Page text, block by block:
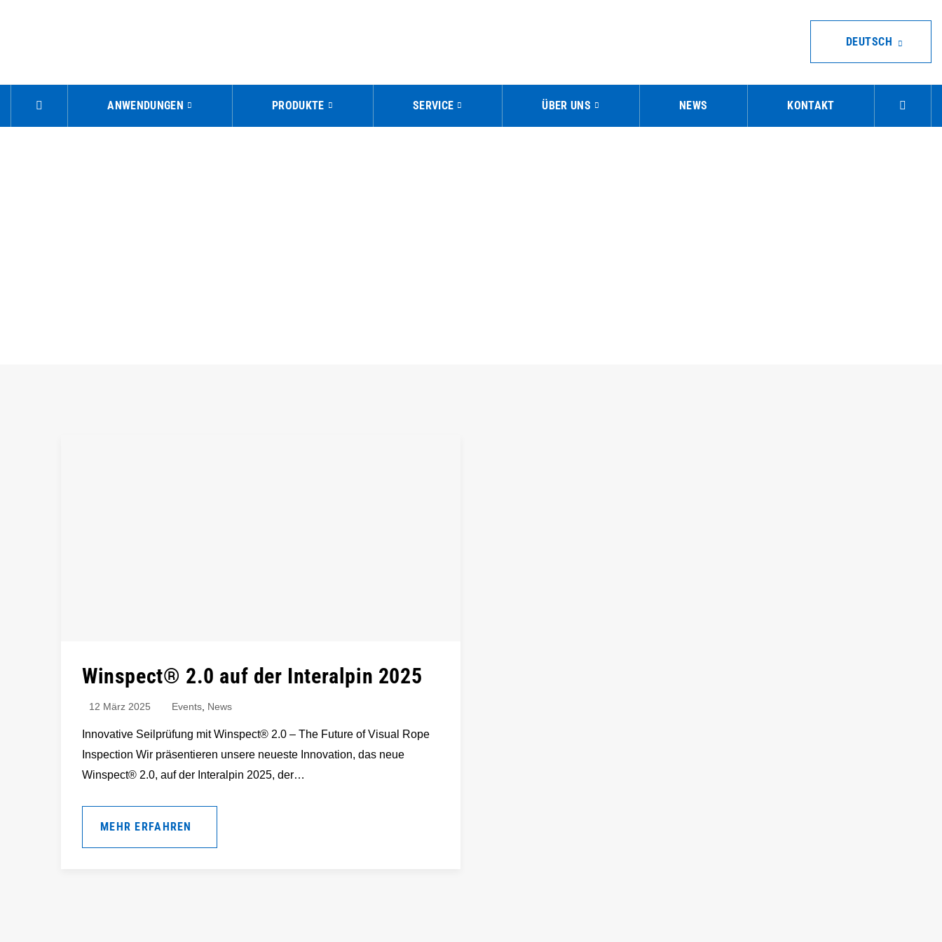
DEUTSCH
ANWENDUNGEN PRODUKTE SERVICE ÜBER UNS NEWS KONTAKT
Winspect® 2.0 auf der Interalpin 2025
12 März 2025 Events News
Innovative Seilprüfung mit Winspect® 2.0 – The Future of Visual Rope
Inspection Wir präsentieren unsere neueste Innovation, das neue
Winspect® 2.0, auf der Interalpin 2025, der…
MEHR ERFAHREN